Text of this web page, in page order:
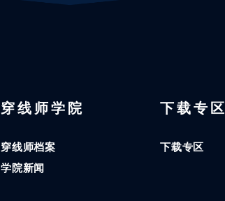
穿线师学院
穿线师档案
学院新闻
下载专区
下载专区